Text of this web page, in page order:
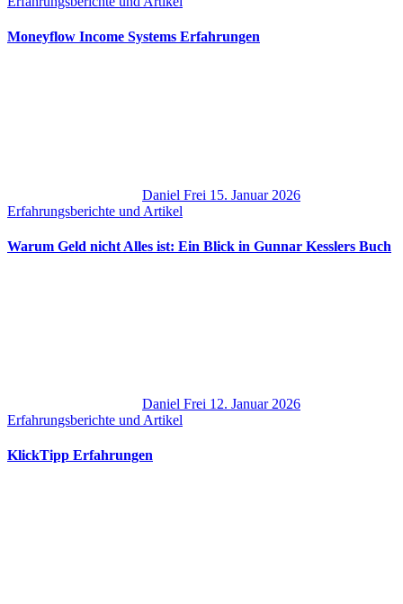
Moneyflow Income Systems Erfahrungen
Daniel Frei 15. Januar 2026
Erfahrungsberichte und Artikel
Warum Geld nicht Alles ist: Ein Blick in Gunnar Kesslers Buch
Daniel Frei 12. Januar 2026
Erfahrungsberichte und Artikel
KlickTipp Erfahrungen